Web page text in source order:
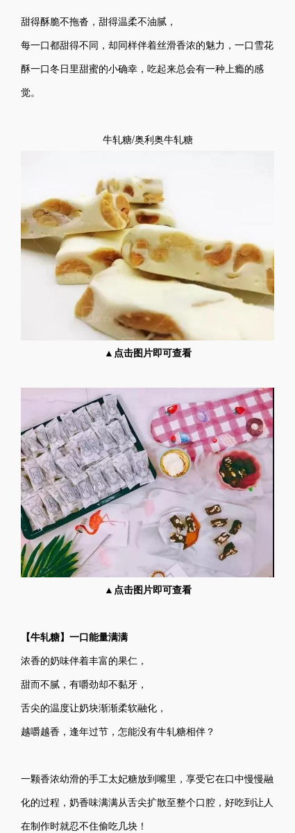
甜得酥脆不拖沓，甜得温柔不油腻，
每一口都甜得不同，却同样伴着丝滑香浓的魅力，一口雪花
酥一口冬日里甜蜜的小确幸，吃起来总会有一种上瘾的感
觉。
牛轧糖/奥利奥牛轧糖
▲点击图片即可查看
▲点击图片即可查看
【牛轧糖】一口能量满满
浓香的奶味伴着丰富的果仁，
甜而不腻，有嚼劲却不黏牙，
舌尖的温度让奶块渐渐柔软融化，
越嚼越香，逢年过节，怎能没有牛轧糖相伴？
一颗香浓幼滑的手工太妃糖放到嘴里，享受它在口中慢慢融
化的过程，奶香味满满从舌尖扩散至整个口腔，好吃到让人
在制作时就忍不住偷吃几块！